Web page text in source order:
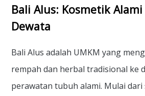
Bali Alus: Kosmetik
Dewata
Bali Alus adalah UMKM yang
rempah dan herbal tradisional ke
perawatan tubuh alami. Mulai